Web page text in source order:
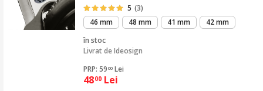
5 (3)
46 mm
48 mm 41 mm
42 mm
în stoc
Livrat deIdeosign
PRP: 59 00 Lei
4800 Lei